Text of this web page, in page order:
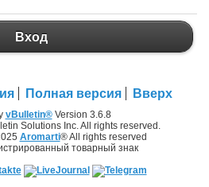
Вход
Полная версия Вверх
vBulletin®Version 3.6.8
Solutions Inc. All rights reserved.
Aromarti® All rights reserved
товарный знак